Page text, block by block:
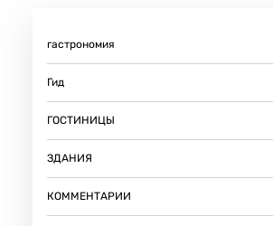
гастрономия
Гид
ГОСТИНИЦЫ
ЗДАНИЯ
КОММЕНТАРИИ